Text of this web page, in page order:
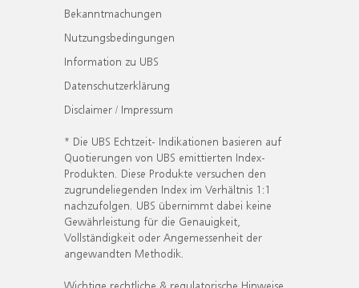
Bekanntmachungen
Nutzungsbedingungen
Information zu UBS
Datenschutzerklärung
Disclaimer / Impressum
* Die UBS Echtzeit- Indikationen basieren auf
Quotierungen von UBS emittierten Index-
Produkten. Diese Produkte versuchen den
zugrundeliegenden Index im Verhältnis 1:1
nachzufolgen. UBS übernimmt dabei keine
Gewährleistung für die Genauigkeit,
Vollständigkeit oder Angemessenheit der
angewandten Methodik.